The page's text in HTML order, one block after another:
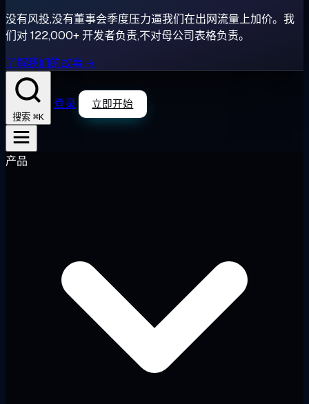
没有风投,没有董事会季度压力逼我们在出网流量上加价。我
们对 122,000+ 开发者负责,不对母公司表格负责。
了解我们的故事 →
搜索 ⌘K
登录 立即开始
产品